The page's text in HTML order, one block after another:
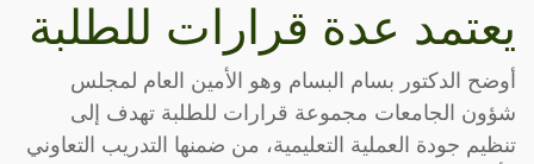
يعتمد عدة قرارات للطلبة
أوضح الدكتور بسام البسام وهو الأمين العام لمجلس
شؤون الجامعات مجموعة قرارات للطلبة تهدف إلى
تنظيم جودة العملية التعليمية، من ضمنها التدريب التعاوني